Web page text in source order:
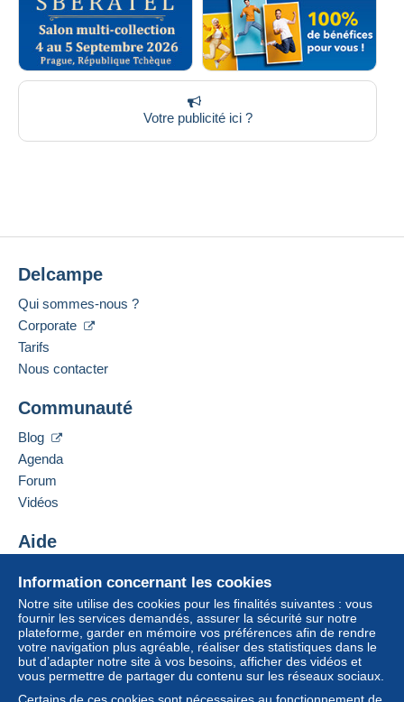
Votre publicité ici ?
Information concernant les cookies
Notre site utilise des cookies pour les finalités suivantes : vous
fournir les services demandés, assurer la sécurité sur notre
plateforme, garder en mémoire vos préférences afin de rendre
votre navigation plus agréable, réaliser des statistiques dans le
but d’adapter notre site à vos besoins, afficher des vidéos et
vous permettre de partager du contenu sur les réseaux sociaux.
Delcampe
Qui sommes-nous ?
Corporate
Tarifs
Nous contacter
Communauté
Blog
Agenda
Forum
Vidéos
Aide
Acheter sur Delcampe
Vendre sur Delcampe
Un site sécurisé